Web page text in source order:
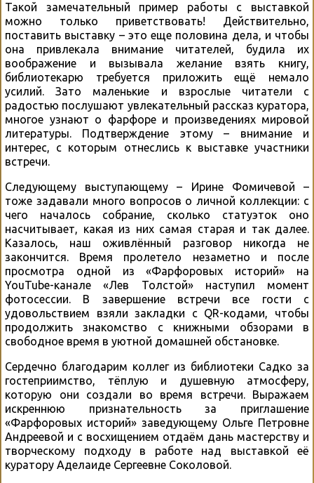
Такой замечательный пример работы с выставкой
можно только приветствовать! Действительно,
поставить выставку – это еще половина дела, и чтобы
она привлекала внимание читателей, будила их
воображение и вызывала желание взять книгу,
библиотекарю требуется приложить ещё немало
усилий. Зато маленькие и взрослые читатели с
радостью послушают увлекательный рассказ куратора,
многое узнают о фарфоре и произведениях мировой
литературы. Подтверждение этому – внимание и
интерес, с которым отнеслись к выставке участники
встречи.
Следующему выступающему – Ирине Фомичевой –
тоже задавали много вопросов о личной коллекции: с
чего началось собрание, сколько статуэток оно
насчитывает, какая из них самая старая и так далее.
Казалось, наш оживлённый разговор никогда не
закончится. Время пролетело незаметно и после
просмотра одной из «Фарфоровых историй» на
YouTube-канале «Лев Толстой» наступил момент
фотосессии. В завершение встречи все гости с
удовольствием взяли закладки с QR-кодами, чтобы
продолжить знакомство с книжными обзорами в
свободное время в уютной домашней обстановке.
Сердечно благодарим коллег из библиотеки Садко за
гостеприимство, тёплую и душевную атмосферу,
которую они создали во время встречи. Выражаем
искреннюю признательность за приглашение
«Фарфоровых историй» заведующему Ольге Петровне
Андреевой и с восхищением отдаём дань мастерству и
творческому подходу в работе над выставкой её
куратору Аделаиде Сергеевне Соколовой.